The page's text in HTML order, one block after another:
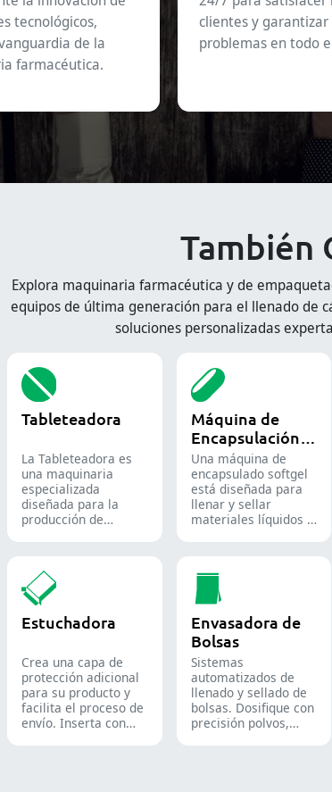
tecnológicos,
de la
farmacéutica.
clientes y
problemas en todo
También
Explora maquinaria farmacéutica y de
equipos de última generación para el llenado de
soluciones personalizadas
Tableteadora
La Tableteadora es
una maquinaria
especializada
diseñada para la
producción de
Máquina de
Encapsulación
de Softgel
Una máquina de
encapsulado softgel
está diseñada para
llenar y sellar
materiales líquidos o
Estuchadora
Crea una capa de
protección adicional
para su producto y
facilita el proceso de
envío. Inserta con
Envasadora de
Bolsas
Sistemas
automatizados de
llenado y sellado de
bolsas. Dosifique con
precisión polvos,